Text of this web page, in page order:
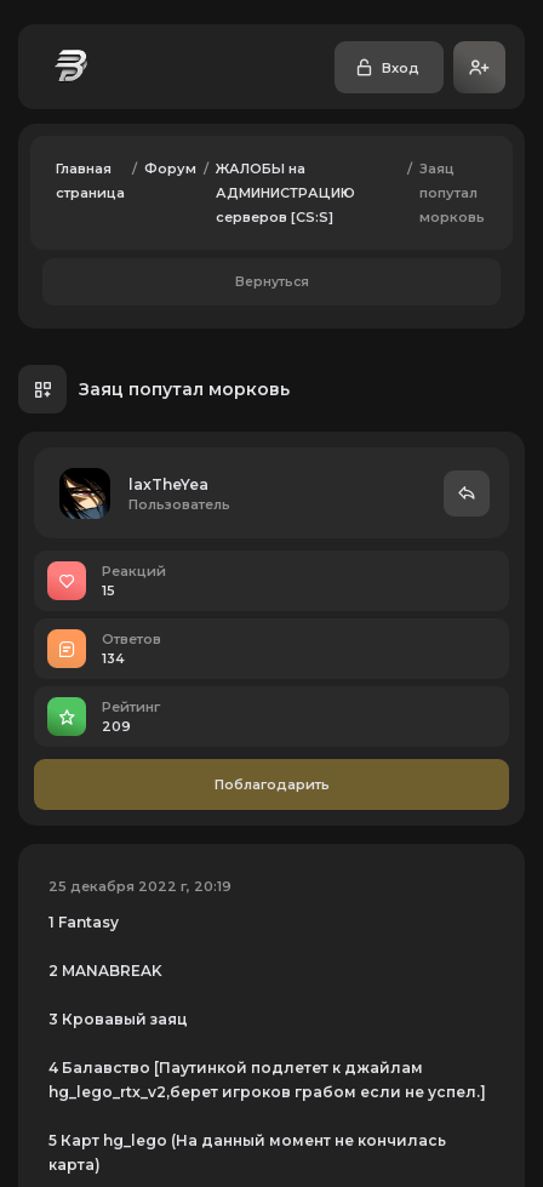
Вход
Главная
страница
/ Форум / ЖАЛОБЫ на
АДМИНИСТРАЦИЮ
серверов [CS:S]
/ Заяц
попутал
морковь
Вернуться
Заяц попутал морковь
laxTheYea
Пользователь
Реакций
15
Ответов
134
Рейтинг
209
Поблагодарить
25 декабря 2022 г, 20:19
1 Fantasy
2 MANABREAK
3 Кровавый заяц
4 Балавство [Паутинкой подлетет к джайлам
hg_lego_rtx_v2,берет игроков грабом если не успел.]
5 Карт hg_lego (На данный момент не кончилась
карта)